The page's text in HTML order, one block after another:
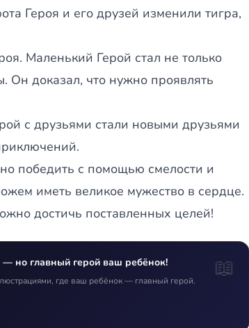
Героя и его друзей изменили тигра,
Маленький Герой стал не только
Он доказал, что нужно проявлять
с друзьями стали новыми друзьями
победить с помощью смелости и
иметь великое мужество в сердце.
достичь поставленных целей!
— но главный герой ваш ребёнок!
где ваш ребёнок — главный герой. 📖